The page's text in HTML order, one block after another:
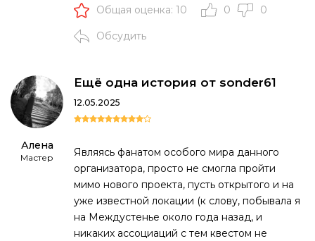
Общая оценка: 10 0 0
Обсудить
Алена
Мастер
Ещё одна история от sonder61
12.05.2025
Являясь фанатом особого мира данного
организатора, просто не смогла пройти
мимо нового проекта, пусть открытого и на
уже известной локации (к слову, побывала я
на Междустенье около года назад, и
никаких ассоциаций с тем квестом не